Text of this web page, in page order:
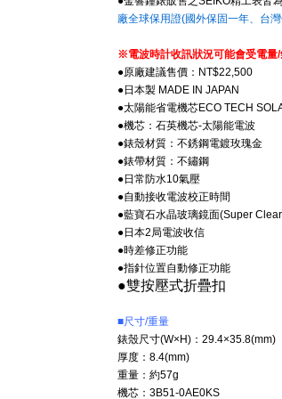
廠全球保用證(國外保固一年、 台
※電波時計收訊狀況可能會受電量/
●原廠建議售價：NT$22,500
●日本製 MADE IN JAPAN
●太陽能省電機芯ECO TECH
●機芯：石英機芯-太陽能電波
●錶殼材質：不銹鋼電鍍玫瑰金
●錶帶材質：不鏽鋼
●日常防水10氣壓
●自動接收電波校正時間
●藍寶石水晶玻璃鏡面(Super
●日本2局電波收信
●時差修正功能
●指針位置自動修正功能
●雙按壓式折疊扣
■尺寸/重量
錶殼尺寸(W×H)：29.4×35.8(mm)
厚度：8.4(mm)
重量：約57g
機芯：3B51-0AE0KS